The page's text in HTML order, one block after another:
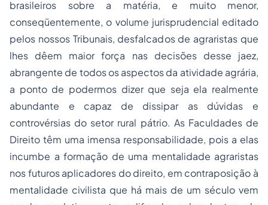
brasileiros sobre a matéria, e muito menor,
conseqüentemente, o volume jurisprudencial editado
pelos nossos Tribunais, desfalcados de agraristas que
lhes dêem maior força nas decisões desse jaez,
abrangente de todos os aspectos da atividade agrária,
a ponto de podermos dizer que seja ela realmente
abundante e capaz de dissipar as dúvidas e
controvérsias do setor rural pátrio. As Faculdades de
Direito têm uma imensa responsabilidade, pois a elas
incumbe a formação de uma mentalidade agraristas
nos futuros aplicadores do direito, em contraposição à
mentalidade civilista que há mais de um século vem